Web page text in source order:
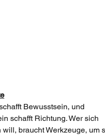
Bewusstsein, und
schafft Richtung. Wer sich
braucht Werkzeuge, um